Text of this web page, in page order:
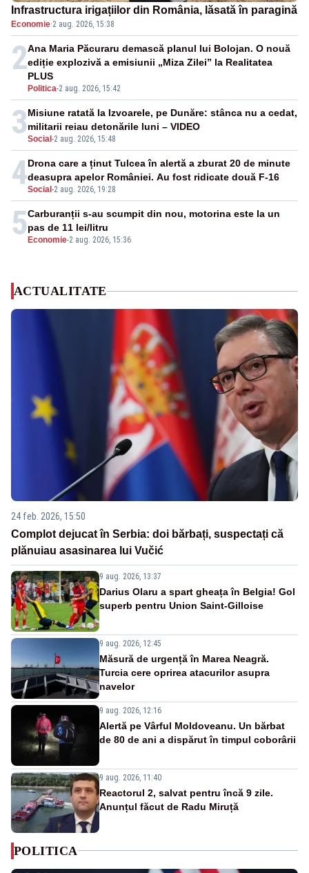
Infrastructura irigațiilor din România, lăsată în paragină
Economie·2 aug. 2026, 15:38
2
Politica-2 aug. 2026, 15:42
Ana Maria Păcuraru demască planul lui Bolojan. O nouă
ediție explozivă a emisiunii „Miza Zilei” la Realitatea
PLUS
3Social -2 aug. 2026, 15:48
Misiune ratată la Izvoarele, pe Dunăre: stânca nu a cedat,
militarii reiau detonările luni – VIDEO
4Social -2 aug. 2026, 19:28
Drona care a ținut Tulcea în alertă a zburat 20 de minute
deasupra apelor României. Au fost ridicate două F-16
5 Economie-2 aug. 2026, 15:36
Carburanții s-au scumpit din nou, motorina este la un
pas de 11 lei/litru
ACTUALITATE
24 feb. 2026, 15:50
Complot dejucat în Serbia: doi bărbați, suspectați că
plănuiau asasinarea lui Vučić
9 aug. 2026, 13:37
Darius Olaru a spart gheața în Belgia! Gol
superb pentru Union Saint-Gilloise
9 aug. 2026, 12:45
Măsură de urgență în Marea Neagră.
Turcia cere oprirea atacurilor asupra
navelor
9 aug. 2026, 12:16
Alertă pe Vârful Moldoveanu. Un bărbat
de 80 de ani a dispărut în timpul coborârii
9 aug. 2026, 11:40
Reactorul 2, salvat pentru încă 9 zile.
Anunțul făcut de Radu Miruță
POLITICA